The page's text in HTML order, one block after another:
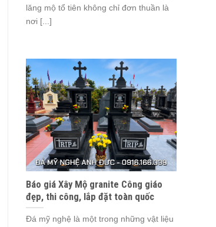
lăng mộ tổ tiên không chỉ đơn thuần là
nơi [...]
Báo giá Xây Mộ granite Công giáo
đẹp, thi công, lắp đặt toàn quốc
Đá mỹ nghệ là một trong những vật liệu